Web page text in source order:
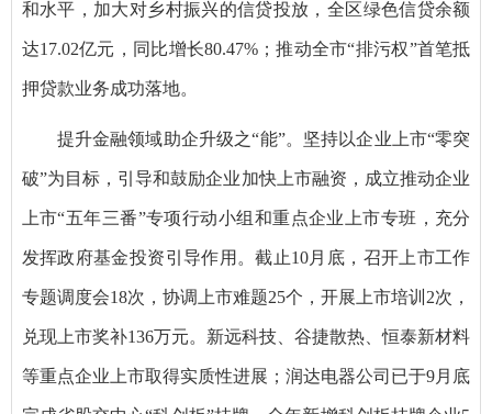
和水平，加大对乡村振兴的信贷投放，全区绿色信贷余额
达17.02亿元，同比增长80.47%；推动全市“排污权”首笔抵
押贷款业务成功落地。
提升金融领域助企升级之“能”。坚持以企业上市“零突
破”为目标，引导和鼓励企业加快上市融资，成立推动企业
上市“五年三番”专项行动小组和重点企业上市专班，充分
发挥政府基金投资引导作用。截止10月底，召开上市工作
专题调度会18次，协调上市难题25个，开展上市培训2次，
兑现上市奖补136万元。新远科技、谷捷散热、恒泰新材料
等重点企业上市取得实质性进展；润达电器公司已于9月底